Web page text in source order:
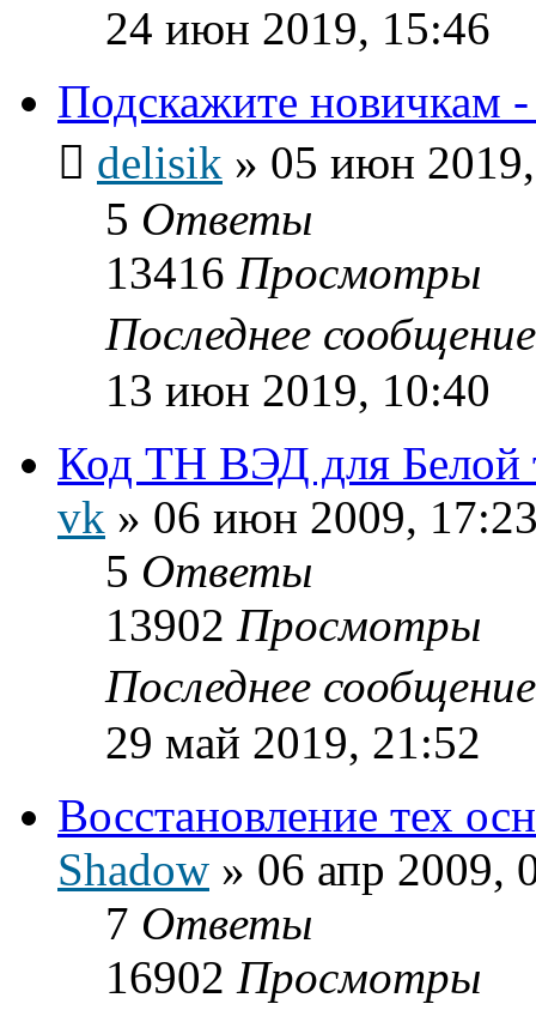
24 июн 2019, 15:46
Подскажите новичкам
delisik » 05 июн
5 Ответы
13416 Просмотры
Последнее
13 июн 2019, 10:40
Код ТН ВЭД для Белой
vk » 06 июн 2009,
5 Ответы
13902 Просмотры
Последнее
29 май 2019, 21:52
Восстановление тех
Shadow » 06 апр 2009,
7 Ответы
16902 Просмотры